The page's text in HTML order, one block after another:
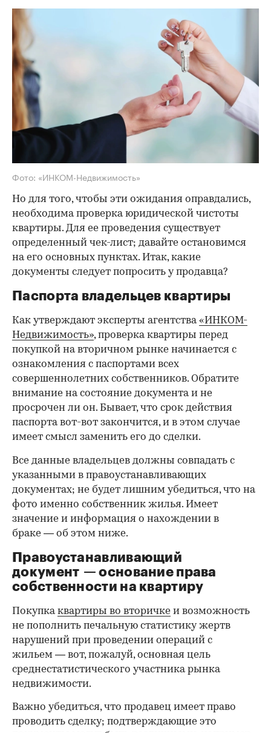
Фото: «ИНКОМ-Недвижимость»
Но для того, чтобы эти ожидания оправдались,
необходима проверка юридической чистоты
квартиры. Для ее проведения существует
определенный чек-лист; давайте остановимся
на его основных пунктах. Итак, какие
документы следует попросить у продавца?
Паспорта владельцев квартиры
Как утверждают эксперты агентства«ИНКОМ-
Недвижимость», проверка квартиры перед
покупкой на вторичном рынке начинается с
ознакомления с паспортами всех
совершеннолетних собственников. Обратите
внимание на состояние документа и не
просрочен ли он. Бывает, что срок действия
паспорта вот-вот закончится, и в этом случае
имеет смысл заменить его до сделки.
00:00 / 00:00
Все данные владельцев должны совпадать с
указанными в правоустанавливающих
документах; не будет лишним убедиться, что на
фото именно собственник жилья. Имеет
значение и информация о нахождении в
браке — об этом ниже.
Правоустанавливающий
документ — основание права
собственности на квартиру
Покупкаквартиры во вторичке и возможность
не пополнить печальную статистику жертв
нарушений при проведении операций с
жильем — вот, пожалуй, основная цель
среднестатистического участника рынка
недвижимости.
Важно убедиться, что продавец имеет право
проводить сделку; подтверждающие это